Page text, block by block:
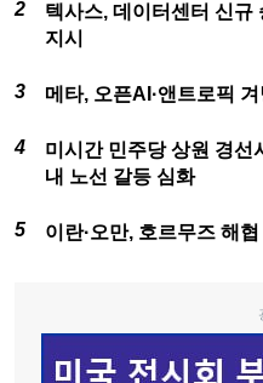
텍사스, 데이터센터 신
지시
메타, 오픈AI·앤트로픽
미시간 민주당 상원 경선
내 노선 갈등 심화
이란·오만, 호르무즈 해